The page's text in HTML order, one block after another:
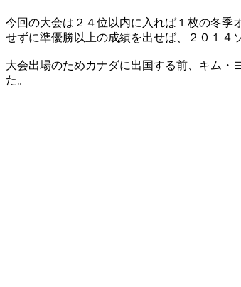
今回の大会は２４位以内に入れば１枚の冬季
せずに準優勝以上の成績を出せば、２０１４
大会出場のためカナダに出国する前、キム・
た。